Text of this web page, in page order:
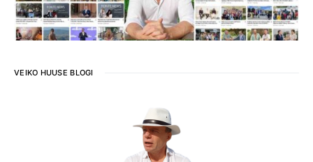
VEIKO HUUSE BLOGI